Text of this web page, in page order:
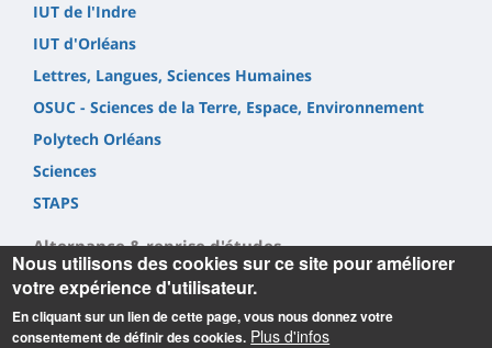
IUT de l'Indre
IUT d'Orléans
Lettres, Langues, Sciences Humaines
OSUC - Sciences de la Terre, Espace, Environnement
Polytech Orléans
Sciences
STAPS
Alternance & reprise d'études
Alternance
Reprise d'étude
Nous utilisons des cookies sur ce site pour améliorer
votre expérience d'utilisateur.
En cliquant sur un lien de cette page, vous nous donnez votre
consentement de définir des cookies. Plus d'infos